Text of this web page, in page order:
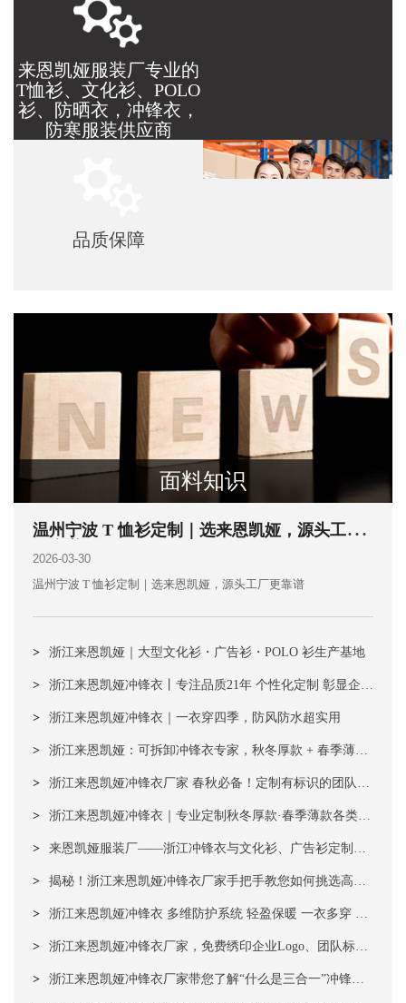
来恩凯娅服装厂专业的
T恤衫、文化衫、POLO
衫、防晒衣，冲锋衣，
防寒服装供应商
品质保障
面料知识
温州宁波 T 恤衫定制｜选来恩凯娅，源头工厂
2026-03-30
温州宁波 T 恤衫定制｜选来恩凯娅，源头工厂更靠谱
> 浙江来恩凯娅｜大型文化衫・广告衫・POLO 衫生产基地
> 浙江来恩凯娅冲锋衣丨专注品质21年 个性化定制 彰显企业
文化
> 浙江来恩凯娅冲锋衣｜一衣穿四季，防风防水超实用
> 浙江来恩凯娅：可拆卸冲锋衣专家，秋冬厚款 + 春季薄款
全场景适配
> 浙江来恩凯娅冲锋衣厂家 春秋必备！定制有标识的团队
“战衣”
> 浙江来恩凯娅冲锋衣｜专业定制秋冬厚款·春季薄款各类冲
锋衣、校服、团体装、工装
> 来恩凯娅服装厂——浙江冲锋衣与文化衫、广告衫定制领
域的信赖之选
> 揭秘！浙江来恩凯娅冲锋衣厂家手把手教您如何挑选高质
量、低价格的冲锋衣！
> 浙江来恩凯娅冲锋衣 多维防护系统 轻盈保暖 一衣多穿 应
对多重场景 支持定制
> 浙江来恩凯娅冲锋衣厂家，免费绣印企业Logo、团队标
识，彰显团队个性，强化归属感与整体形象！ ​
> 浙江来恩凯娅冲锋衣厂家带您了解“什么是三合一”冲锋